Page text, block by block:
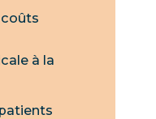
à la